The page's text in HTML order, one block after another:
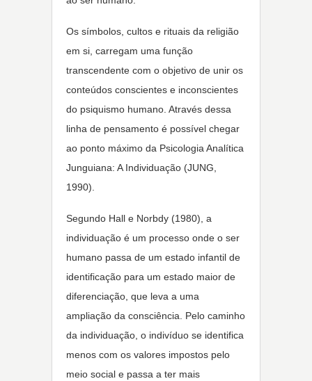
Os símbolos, cultos e rituais da religião
em si, carregam uma função
transcendente com o objetivo de unir os
conteúdos conscientes e inconscientes
do psiquismo humano. Através dessa
linha de pensamento é possível chegar
ao ponto máximo da Psicologia Analítica
Junguiana: A Individuação (JUNG,
1990).
Segundo Hall e Norbdy (1980), a
individuação é um processo onde o ser
humano passa de um estado infantil de
identificação para um estado maior de
diferenciação, que leva a uma
ampliação da consciência. Pelo caminho
da individuação, o indivíduo se identifica
menos com os valores impostos pelo
meio social e passa a ter mais